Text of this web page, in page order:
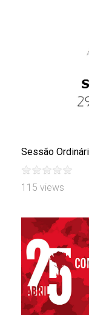
Sessão
115 views